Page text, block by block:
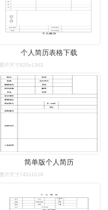
个人简历表格下载
图片尺寸920x1302
简单版个人简历
图片尺寸742x1018